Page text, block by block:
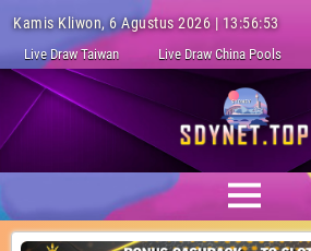
Kamis Kliwon, 6 Agustus 2026 | 13:56:54
Live Draw Taiwan Live Draw China Pools